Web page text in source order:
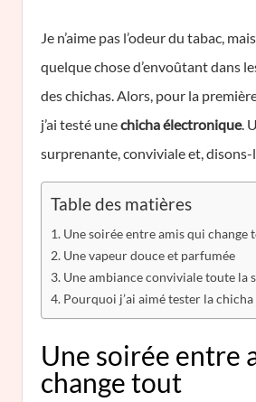
Je n’aime pas l’odeur du tabac,
quelque chose d’envoûtant dans
des chichas. Alors, pour la
j’ai testé unechicha électronique.
surprenante, conviviale et, disons-
Table des matières
Une soirée entre amis qui change
Une vapeur douce et parfumée
Une ambiance conviviale toute la
Pourquoi j’ai aimé tester la
Une soirée entre
change tout